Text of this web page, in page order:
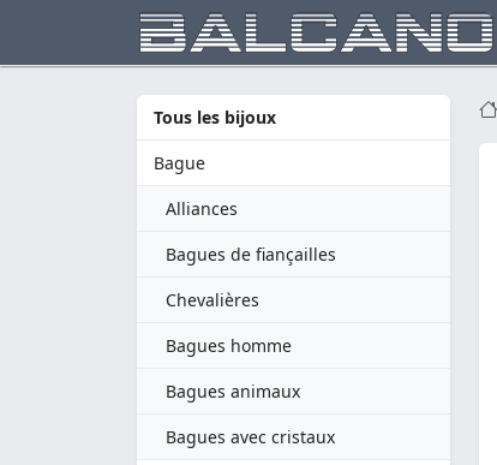
Tous les bijoux
Bague
Alliances
Bagues de fiançailles
Chevalières
Bagues homme
Bagues animaux
Bagues avec cristaux